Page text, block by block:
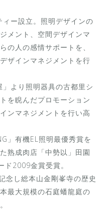
ー設立。照明デザインの
メント、空間デザインマ
の人の感情サポートを、
ザインマネジメントを行
より照明器具の古都里シ
を睨んだプロモーション
ンマネジメントを行い高
」有機EL照明最優秀賞を
熟成肉店「中勢以」田園
ド2009金賞受賞。
念し総本山金剛峯寺の歴史
最大規模の石庭蟠龍庭の